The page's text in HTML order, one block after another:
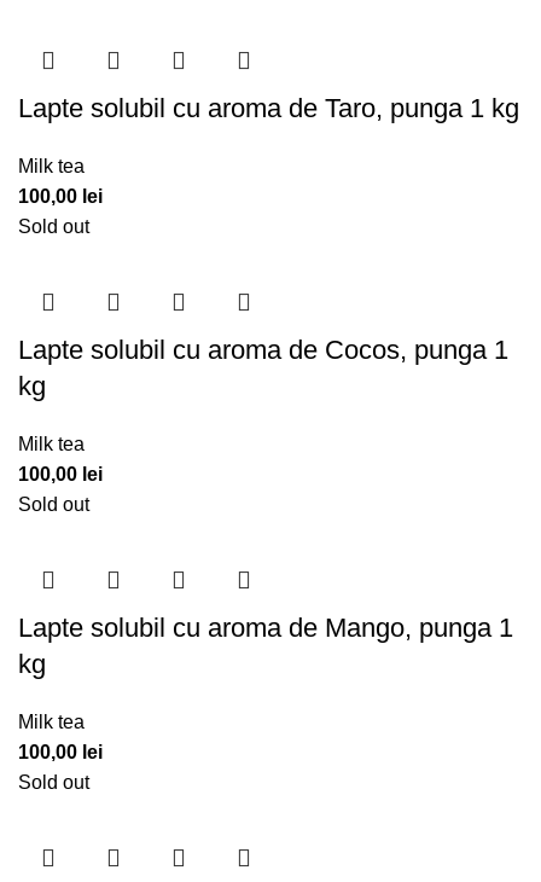
Lapte solubil cu aroma de Taro, punga 1 kg
Milk tea
100,00 lei
Sold out
Lapte solubil cu aroma de Cocos, punga 1
kg
Milk tea
100,00 lei
Sold out
Lapte solubil cu aroma de Mango, punga 1
kg
Milk tea
100,00 lei
Sold out